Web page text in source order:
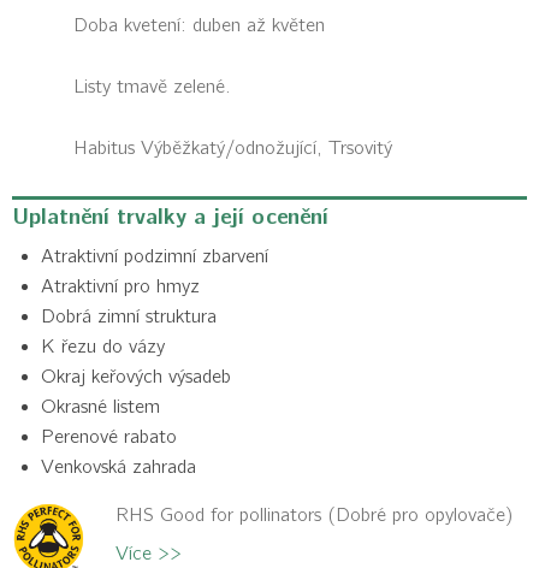
Doba kvetení: duben až květen
Listy tmavě zelené.
Habitus Výběžkatý/odnožující, Trsovitý
Uplatnění trvalky a její ocenění
Atraktivní podzimní zbarvení
Atraktivní pro hmyz
Dobrá zimní struktura
K řezu do vázy
Okraj keřových výsadeb
Okrasné listem
Perenové rabato
Venkovská zahrada
RHS Good for pollinators (Dobré pro opylovače)
Více >>